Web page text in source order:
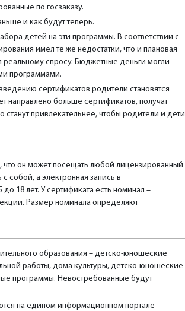
по госзаказу.
и как будут теперь.
детей на эти программы. В соответствии с
имел те же недостатки, что и плановая
реальному спросу. Бюджетные деньги могли
программами.
сертификатов родители становятся
направлено больше сертификатов, получат
привлекательнее, чтобы родители и дети
что он может посещать любой лицензированный
собой, а электронная запись в
18 лет. У сертификата есть номинал –
Размер номинала определяют
образования – детско-юношеские
работы, дома культуры, детско-юношеские
программы. Невостребованные будут
на едином информационном портале –